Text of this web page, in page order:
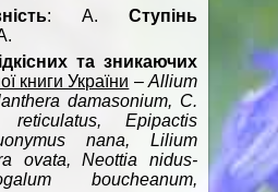
: A. Ступінь
та зникаючих
книги України –Allium
damasonium, C.
Epipactis
nana, Lilium
ovata, Neottia nidus-
boucheanum,